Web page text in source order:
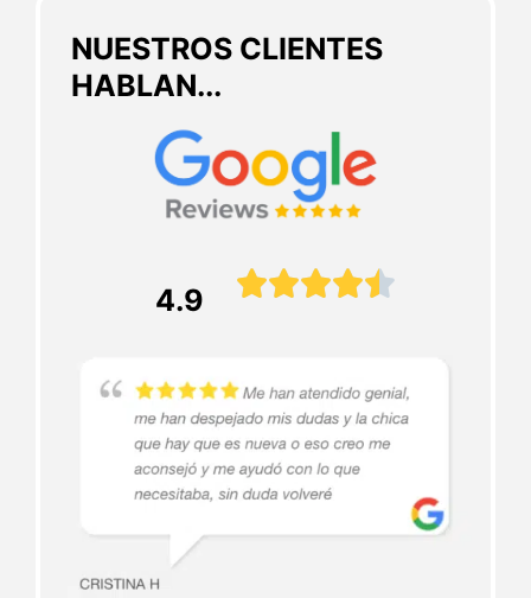
NUESTROS CLIENTES
HABLAN...
4.9 